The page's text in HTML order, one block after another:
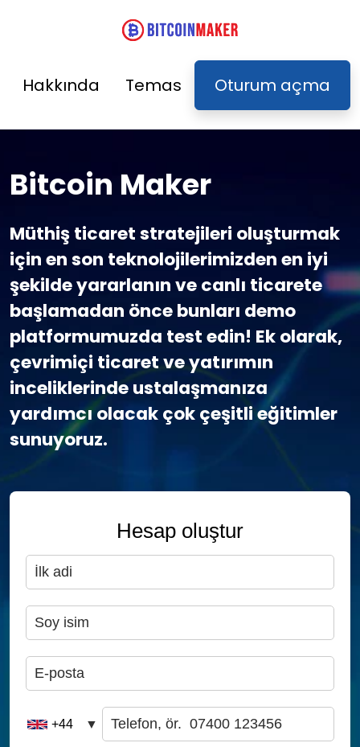
Hakkında Temas Oturum açma
Bitcoin Maker
Müthiş ticaret stratejileri oluşturmak
için en son teknolojilerimizden en iyi
şekilde yararlanın ve canlı ticarete
başlamadan önce bunları demo
platformumuzda test edin! Ek olarak,
çevrimiçi ticaret ve yatırımın
inceliklerinde ustalaşmanıza
yardımcı olacak çok çeşitli eğitimler
sunuyoruz.